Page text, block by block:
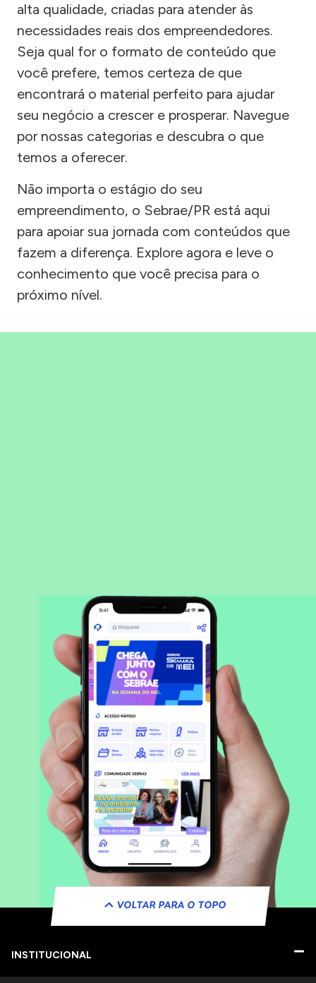
alta qualidade, criadas para atender às
necessidades reais dos empreendedores.
Seja qual for o formato de conteúdo que
você prefere, temos certeza de que
encontrará o material perfeito para ajudar
seu negócio a crescer e prosperar. Navegue
por nossas categorias e descubra o que
temos a oferecer.
Não importa o estágio do seu
empreendimento, o Sebrae/PR está aqui
para apoiar sua jornada com conteúdos que
fazem a diferença. Explore agora e leve o
conhecimento que você precisa para o
próximo nível.
VOLTAR PARA O TOPO
INSTITUCIONAL